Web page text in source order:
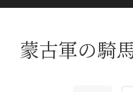
蒙古軍の騎